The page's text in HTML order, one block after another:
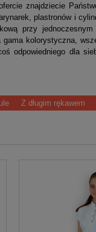
znajdziecie
plastronów i
przy
gama kolorystyczna,
odpowiedniego dla
Z długim rękawem